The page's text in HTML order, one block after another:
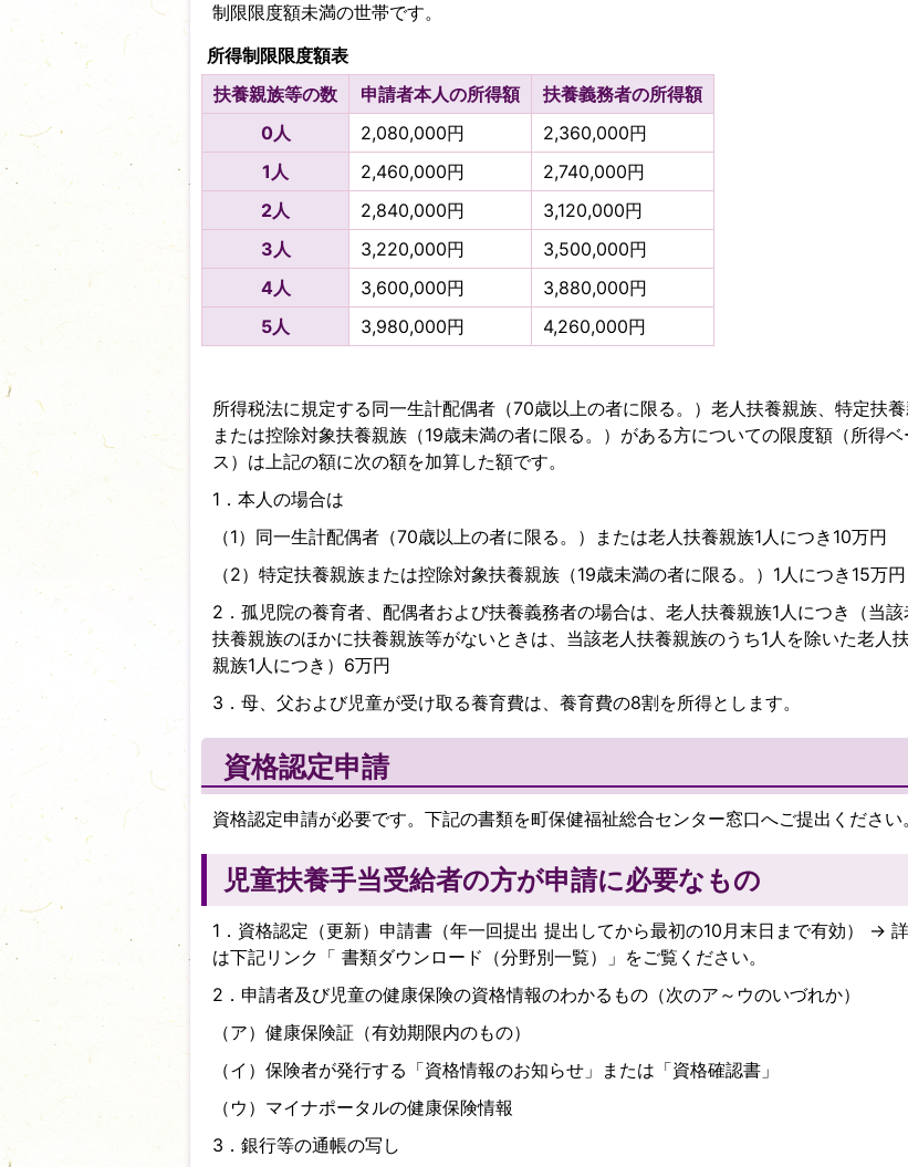
制限限度額未満の世帯です。
所得制限限度額表
扶養親族等の数
申請者本人の所得額
扶養義務者の所得額
0人
2,080,000円
2,360,000円
1人
2,460,000円
2,740,000円
2人
2,840,000円
3,120,000円
3人
3,220,000円
3,500,000円
4人
3,600,000円
3,880,000円
5人
3,980,000円 4,260,000円
所得税法に規定する同一生計配偶者（70歳以上の者に限る。）老人扶養親族、特定扶
または控除対象扶養親族（19歳未満の者に限る。）がある方についての限度額（所得ベ
ス）は上記の額に次の額を加算した額です。
1．本人の場合は
（1）同一生計配偶者（70歳以上の者に限る。）または老人扶養親族1人につき10万円
（2）特定扶養親族または控除対象扶養親族（19歳未満の者に限る。）1人につき15万円
2．孤児院の養育者、配偶者および扶養義務者の場合は、老人扶養親族1人につき（当該
扶養親族のほかに扶養親族等がないときは、当該老人扶養親族のうち1人を除いた老人
親族1人につき）6万円
3．母、父および児童が受け取る養育費は、養育費の8割を所得とします。
資格認定申請
資格認定申請が必要です。下記の書類を町保健福祉総合センター窓口へご提出ください。
児童扶養手当受給者の方が申請に必要なもの
1．資格認定（更新）申請書（年一回提出 提出してから最初の10月末日まで有効） →
は下記リンク「 書類ダウンロード（分野別一覧）」をご覧ください。
2．申請者及び児童の健康保険の資格情報のわかるもの（次のア～ウのいづれか）
（ア）健康保険証（有効期限内のもの）
（イ）保険者が発行する「資格情報のお知らせ」または「資格確認書」
（ウ）マイナポータルの健康保険情報
3．銀行等の通帳の写し